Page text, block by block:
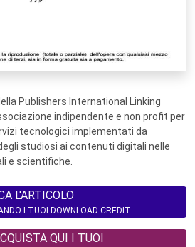
Publishers International Linking
indipendente e non profit per
tecnologici implementati da
studiosi ai contenuti digitali nelle
e scientifiche.
L'ARTICOLO
I TUOI DOWNLOAD CREDIT
QUI I TUOI